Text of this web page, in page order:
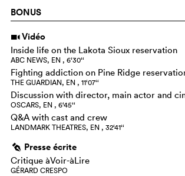
BONUS
i Vidéo
Inside life on the Lakota Sioux reservation
ABC NEWS, EN , 6‘30‘‘
Fighting addiction on Pine Ridge
THE GUARDIAN, EN , 11‘07‘‘
Discussion with director, main actor and
OSCARS, EN , 6‘45‘‘
Q&A with cast and crew
LANDMARK THEATRES, EN , 32‘41‘‘
g Presse écrite
Critique àVoir-àLire
GÉRARD CRESPO